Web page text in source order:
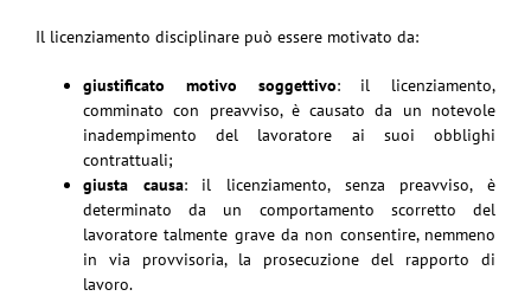
Il licenziamento disciplinare può essere motivato da:
giustificato motivo soggettivo: il licenziamento,
comminato con preavviso, è causato da un notevole
inadempimento del lavoratore ai suoi obblighi
contrattuali;
giusta causa: il licenziamento, senza preavviso, è
determinato da un comportamento scorretto del
lavoratore talmente grave da non consentire, nemmeno
in via provvisoria, la prosecuzione del rapporto di
lavoro.